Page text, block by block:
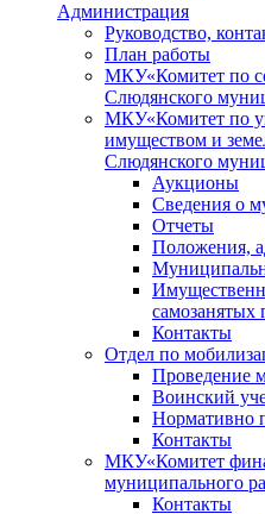
Администрация
Руководство,
План работы
МКУ«Комитет по
Слюдянского
МКУ«Комитет по
имуществом и
Слюдянского
Аукционы
Сведения о
Отчеты
Положения,
самозанятых
Контакты
Отдел по
Проведение
Воинский
Нормативно
Контакты
МКУ«Комитет
муниципального
Контакты